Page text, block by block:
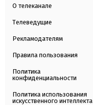
О телеканале
Телеведущие
Рекламодателям
Правила пользования
Политика
конфиденциальности
Политика использования
искусственного интеллекта